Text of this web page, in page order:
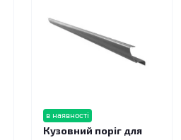
в наявності
Кузовний поріг для